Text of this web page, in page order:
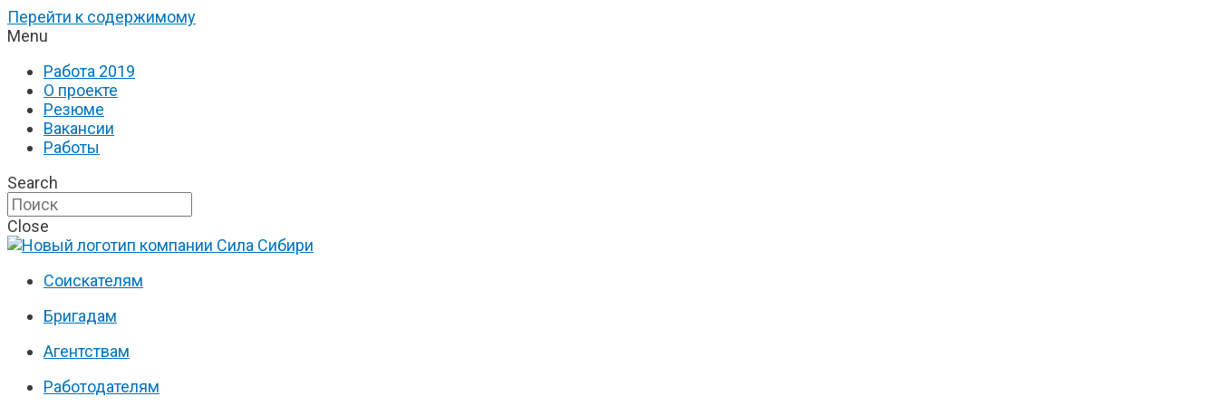
Перейти к содержимому
Menu
Работа 2019
О проекте
Резюме
Вакансии
Работы
Search
Close
Соискателям
Бригадам
Агентствам
Работодателям